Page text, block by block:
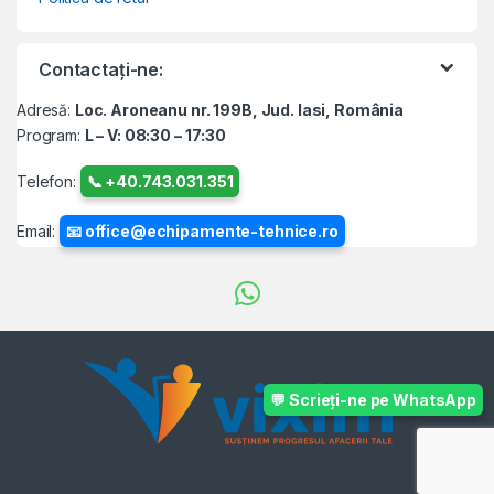
💬 Scrieți-ne pe WhatsApp
Contactați-ne:
Adresă: Loc. Aroneanu nr. 199B, Jud. Iasi, România
Program: L – V: 08:30 – 17:30
Telefon: 📞 +40.743.031.351
Email: 📧 office@echipamente-tehnice.ro